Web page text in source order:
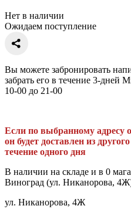
Нет в наличии
Ожидаем поступление
Вы можете забронировать
забрать его в течение 3-дней
10-00 до 21-00
Если по выбранному адресу
он будет доставлен из
течение одного дня
В наличии на складе и в 0
Виноград (ул. Никанорова,
ул. Никанорова, 4Ж